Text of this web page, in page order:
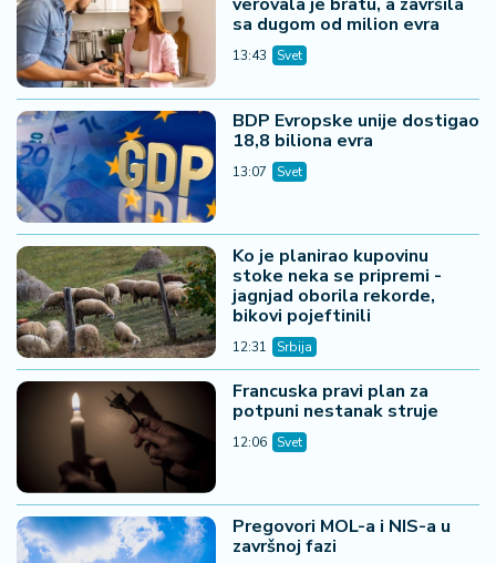
verovala je bratu, a završila
sa dugom od milion evra
13:43 Svet
BDP Evropske unije dostigao
18,8 biliona evra
13:07 Svet
Ko je planirao kupovinu
stoke neka se pripremi -
jagnjad oborila rekorde,
bikovi pojeftinili
12:31 Srbija
Francuska pravi plan za
potpuni nestanak struje
12:06 Svet
Pregovori MOL-a i NIS-a u
završnoj fazi